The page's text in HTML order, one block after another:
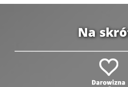
Na